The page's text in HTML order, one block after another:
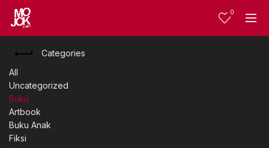
0
Categories
All
Uncategorized
Buku
Artbook
Buku Anak
Fiksi